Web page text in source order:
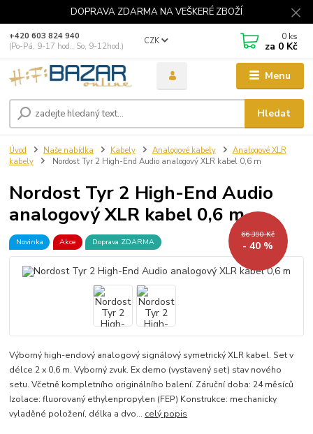
DOPRAVA ZDARMA NA VEŠKERÉ ZBOŽÍ
Menu
CZK
Hledat
+420 603 824 940
(Po-Pá, 9-17 hod., So, 9-12hod.)
0 ks
za 0 Kč
Úvod Naše nabídka Kabely Analogové kabely
Analogové XLR
kabely
Nordost Tyr 2 High-End Audio analogový XLR kabel 0,6 m
Nordost Tyr 2 High-End Audio
analogový XLR kabel 0,6 m
Novinka Akce Doprava ZDARMA
66 390 Kč
- 40 %
Výborný high-endový analogový signálový symetrický XLR kabel. Set v
délce 2 x 0,6 m. Vyborný zvuk. Ex demo (vystavený set) stav nového
setu. Včetně kompletního originálního balení. Záruční doba: 24 měsíců
Izolace: fluorovaný ethylenpropylen (FEP) Konstrukce: mechanicky
vyladěné položení, délka a dvo... celý popis